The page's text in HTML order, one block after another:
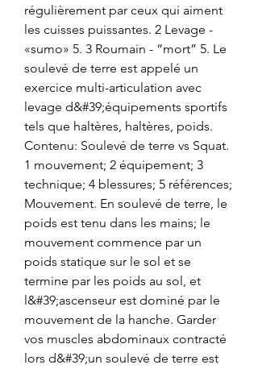
régulièrement par ceux qui aiment
les cuisses puissantes. 2 Levage -
«sumo» 5. 3 Roumain - “mort” 5. Le
soulevé de terre est appelé un
exercice multi-articulation avec
levage d&#39;équipements sportifs
tels que haltères, haltères, poids.
Contenu: Soulevé de terre vs Squat.
1 mouvement; 2 équipement; 3
technique; 4 blessures; 5 références;
Mouvement. En soulevé de terre, le
poids est tenu dans les mains; le
mouvement commence par un
poids statique sur le sol et se
termine par les poids au sol, et
l&#39;ascenseur est dominé par le
mouvement de la hanche. Garder
vos muscles abdominaux contracté
lors d&#39;un soulevé de terre est